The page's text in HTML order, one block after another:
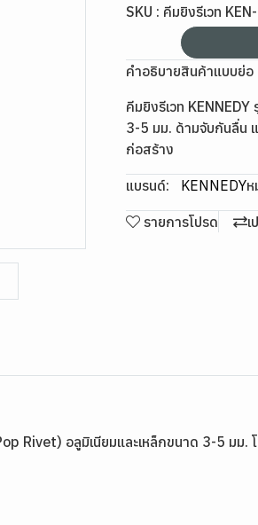
SKU : คีมยิงรีเวท
คำอธิบายสินค้าแบบย่อ
คีมยิงรีเวท
3-5 มม. ด้ามจับกันลื่น
ก่อสร้าง
แบรนด์: KENNEDYห
รายการโปรด เ
Rivet) อลูมิเนียมและเหล็กขนาด 3-5 มม